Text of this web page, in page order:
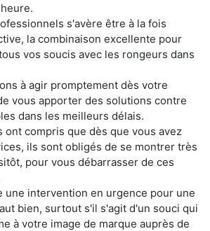
s'avère être à la fois
la combinaison excellente pour
vos soucis avec les rongeurs dans
à agir promptement dès votre
vous apporter des solutions contre
dans les meilleurs délais.
ont compris que dès que vous avez
ils sont obligés de se montrer très
pour vous débarrasser de ces
une intervention en urgence pour une
bien, surtout s'il s'agit d'un souci qui
à votre image de marque auprès de